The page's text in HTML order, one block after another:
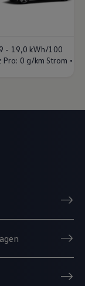
- 19,0 kWh/100
Pro: 0 g/km Strom •